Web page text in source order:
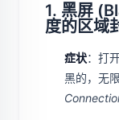
1. 黑屏
度的区域
症状：打
黑的，无